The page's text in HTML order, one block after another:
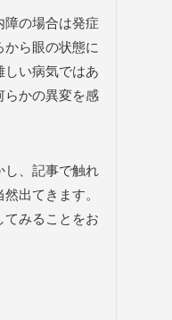
障の場合は発症
ら眼の状態に
しい病気ではあ
らかの異変を感
し、記事で触れ
出てきます。
てみることをお